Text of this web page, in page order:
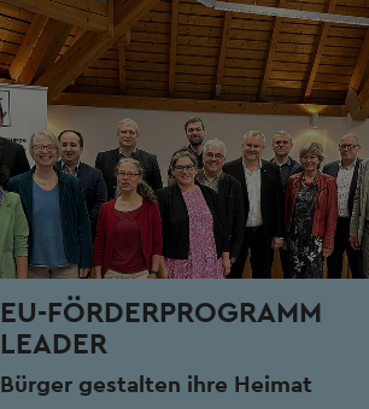
EU-FÖRDERPROGRAMM
LEADER
Bürger gestalten ihre Heimat